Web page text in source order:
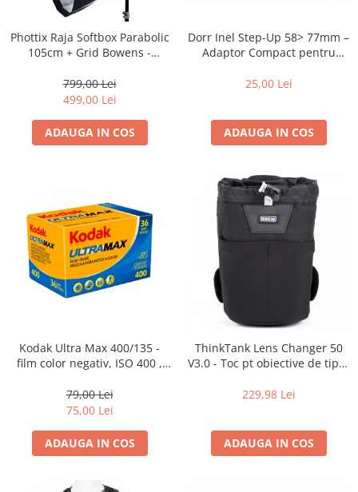
Phottix Raja Softbox Parabolic
105cm + Grid Bowens -
799,00 Lei
499,00 Lei
ADAUGA IN COS
Dorr Inel Step-Up 58> 77mm –
Adaptor Compact pentru
25,00 Lei
ADAUGA IN COS
Kodak Ultra Max 400/135 -
film color negativ, ISO 400 ,
79,00 Lei
75,00 Lei
ADAUGA IN COS
ThinkTank Lens Changer 50
V3.0 - Toc pt obiective de tipul
229,98 Lei
ADAUGA IN COS